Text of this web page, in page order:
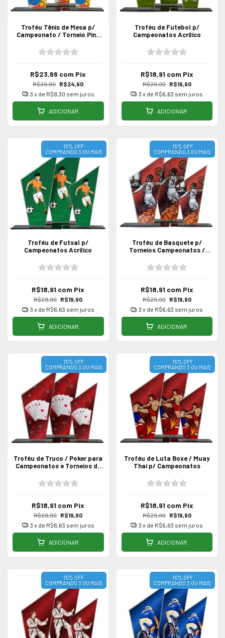
Troféu Tênis de Mesa p/
Campeonato / Torneio Ping
R$29,90 R$24,90
R$23,66 com Pix
3 x de R$8,30 sem juros
ADICIONAR
Troféu de Futebol p/
Campeonatos Acrílico
R$29,90 R$19,90
R$18,91 com Pix
3 x de R$6,63 sem juros
ADICIONAR
15% OFF
COMPRANDO 3 OU MAIS
Troféu de Futsal p/
Campeonatos Acrílico
R$29,90 R$19,90
R$18,91 com Pix
3 x de R$6,63 sem juros
ADICIONAR
15% OFF
COMPRANDO 3 OU MAIS
Troféu de Basquete p/
Torneios Campeonatos /
R$29,90 R$19,90
R$18,91 com Pix
3 x de R$6,63 sem juros
ADICIONAR
15% OFF
COMPRANDO 3 OU MAIS
Troféu de Truco / Poker para
Campeonatos e Torneios de
R$29,90 R$19,90
R$18,91 com Pix
3 x de R$6,63 sem juros
ADICIONAR
15% OFF
COMPRANDO 3 OU MAIS
Troféu de Luta Boxe / Muay
Thai p/ Campeonatos
R$29,90 R$19,90
R$18,91 com Pix
3 x de R$6,63 sem juros
ADICIONAR
15% OFF
COMPRANDO 3 OU MAIS
15% OFF
COMPRANDO 3 OU MAIS